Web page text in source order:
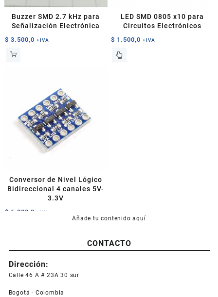
Buzzer SMD 2.7 kHz para
Señalización Electrónica
$ 3.500,0 +IVA
LED SMD 0805 x10 para
Circuitos Electrónicos
$ 1.500,0 +IVA
Este
Conversor de Nivel Lógico
Bidireccional 4 canales 5V-
3.3V
$ 6.000,0 +IVA
Añade tu contenido aquí
CONTACTO
Dirección:
Calle 46 A # 23A 30 sur
Bogotá - Colombia